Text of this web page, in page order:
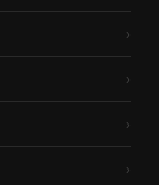
›
›
›
›